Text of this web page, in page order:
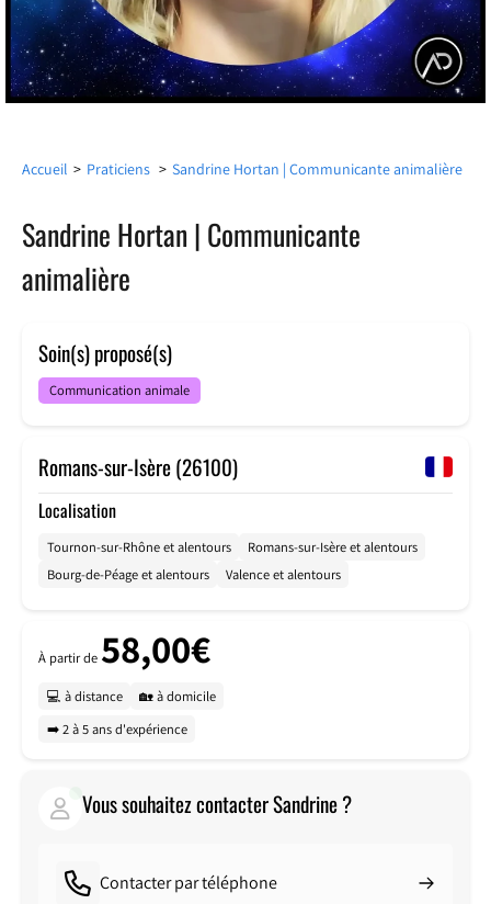
Accueil > Praticiens > Sandrine Hortan | Communicante animalière
Sandrine Hortan | Communicante
animalière
Soin(s) proposé(s)
Communication animale
Romans-sur-Isère (26100)
Localisation
Tournon-sur-Rhône et alentours
Romans-sur-Isère et alentours
Bourg-de-Péage et alentours
Valence et alentours
À partir de 58,00€
💻 à distance
🏡 à domicile
➡️ 2 à 5 ans d'expérience
Vous souhaitez contacter Sandrine ?
Contacter par téléphone